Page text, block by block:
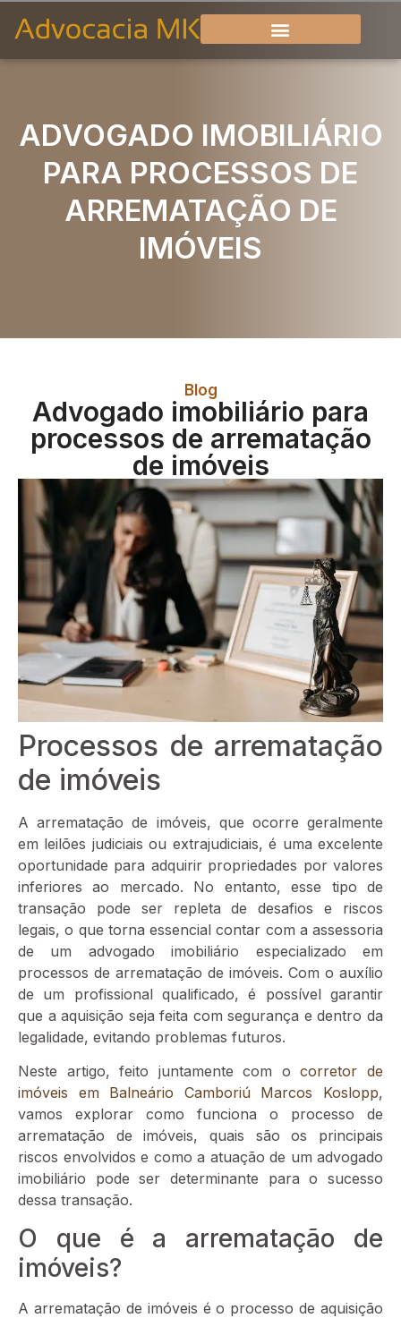
ADVOGADO IMOBILIÁRIO
PARA PROCESSOS DE
ARREMATAÇÃO DE
IMÓVEIS
Blog
Advogado imobiliário para
processos de arrematação
de imóveis
Processos de arrematação
de imóveis
A arrematação de imóveis, que ocorre geralmente
em leilões judiciais ou extrajudiciais, é uma excelente
oportunidade para adquirir propriedades por valores
inferiores ao mercado. No entanto, esse tipo de
transação pode ser repleta de desafios e riscos
legais, o que torna essencial contar com a assessoria
de um advogado imobiliário especializado em
processos de arrematação de imóveis. Com o auxílio
de um profissional qualificado, é possível garantir
que a aquisição seja feita com segurança e dentro da
legalidade, evitando problemas futuros.
Neste artigo, feito juntamente com ocorretor de
imóveis em Balneário Camboriú Marcos Koslopp,
vamos explorar como funciona o processo de
arrematação de imóveis, quais são os principais
riscos envolvidos e como a atuação de um advogado
imobiliário pode ser determinante para o sucesso
dessa transação.
O que é a arrematação de
imóveis?
A arrematação de imóveis é o processo de aquisição